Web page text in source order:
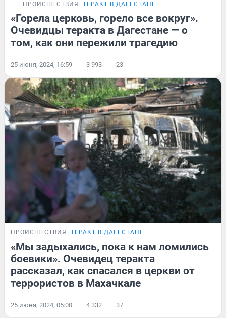
ПРОИСШЕСТВИЯ ТЕРАКТ В ДАГЕСТАНЕ
«Горела церковь, горело все вокруг».
Очевидцы теракта в Дагестане — о
том, как они пережили трагедию
25 июня, 2024, 16:59 3 993 23
ПРОИСШЕСТВИЯ ТЕРАКТ В ДАГЕСТАНЕ
«Мы задыхались, пока к нам ломились
боевики». Очевидец теракта
рассказал, как спасался в церкви от
террористов в Махачкале
25 июня, 2024, 05:00 4 332 37